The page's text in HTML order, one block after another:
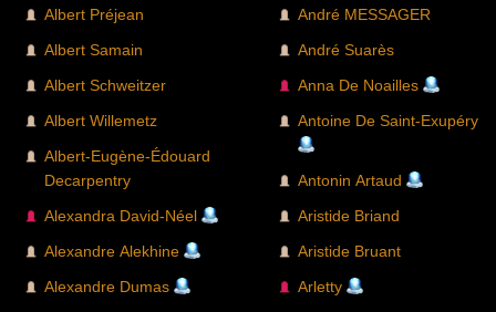
Albert Préjean
Albert Samain
Albert Schweitzer
Albert Willemetz
Albert-Eugène-Édouard
Decarpentry
Alexandra David-Néel
Alexandre Alekhine
Alexandre Dumas
André MESSAGER
André Suarès
Anna De Noailles
Antoine De Saint-Exupéry
Antonin Artaud
Aristide Briand
Aristide Bruant
Arletty